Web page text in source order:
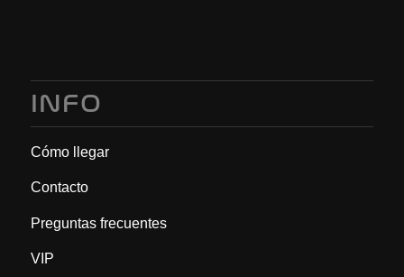
INFO
Cómo llegar
Contacto
Preguntas frecuentes
VIP